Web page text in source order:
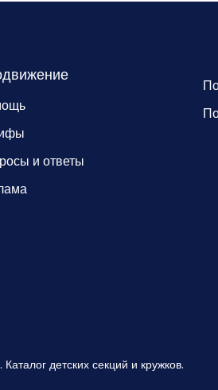
и ответы
детских секций и кружков.